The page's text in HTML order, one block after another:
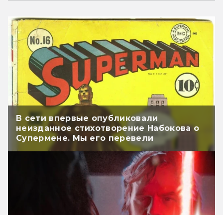
В сети впервые опубликовали
неизданное стихотворение Набокова о
Супермене. Мы его перевели